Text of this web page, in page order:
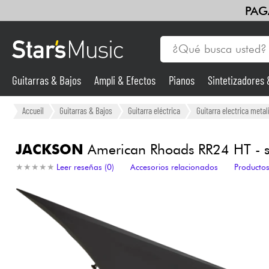
Guitarras & Bajos
Sintetizadores & samplers
Luces
Violines y cuarteto
Guitarras & Bajos Ampli & Efectos Pianos Sintetizadores
Accueil Guitarras & Bajos Guitarra eléctrica Guitarra electrica
JACKSON American Rhoads RR24 HT -
★ ★ ★ ★ ★
★ ★ ★ ★ ★ Leer reseñas (0) Accesorios relacionados